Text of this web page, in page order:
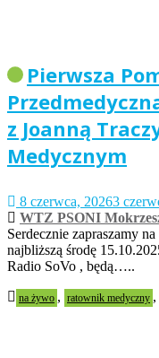
Pierwsza
z Joanną
Medycznym
8 czerwca, 20263
WTZ PSONI
Serdecznie zapraszamy
najbliższą środę
Radio SoVo , będą…..
na żywo , ratownik medyczny ,